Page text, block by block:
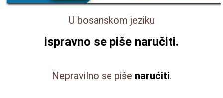
U bosanskom jeziku
ispravno se piše naručiti.
Nepravilno se piše narućiti.